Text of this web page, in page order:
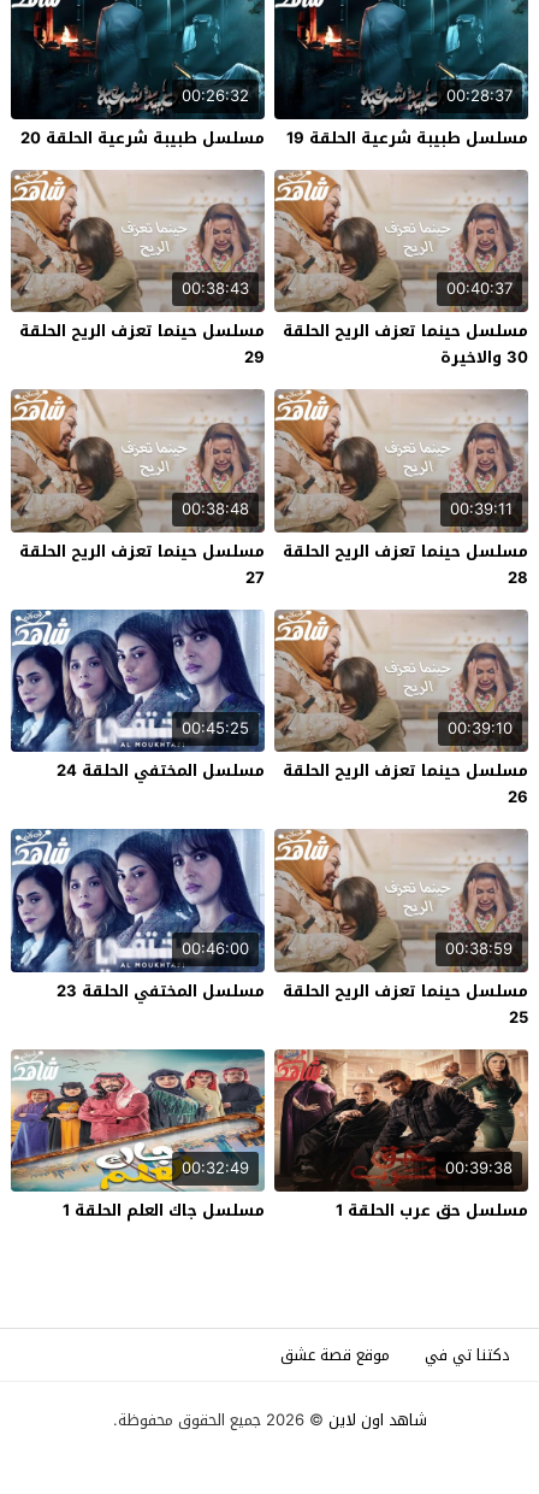
00:28:37
مسلسل طبيبة شرعية الحلقة 19
00:26:32
مسلسل طبيبة شرعية الحلقة 20
00:40:37
مسلسل حينما تعزف الريح الحلقة
30 والاخيرة
00:38:43
مسلسل حينما تعزف الريح الحلقة
29
00:39:11
مسلسل حينما تعزف الريح الحلقة
28
00:38:48
مسلسل حينما تعزف الريح الحلقة
27
00:39:10
مسلسل حينما تعزف الريح الحلقة
26
00:45:25
مسلسل المختفي الحلقة 24
00:38:59
مسلسل حينما تعزف الريح الحلقة
25
00:46:00
مسلسل المختفي الحلقة 23
00:39:38
مسلسل حق عرب الحلقة 1
00:32:49
مسلسل جاك العلم الحلقة 1
دكتنا تي في موقع قصة عشق
شاهد اون لاين © 2026 جميع الحقوق محفوظة.